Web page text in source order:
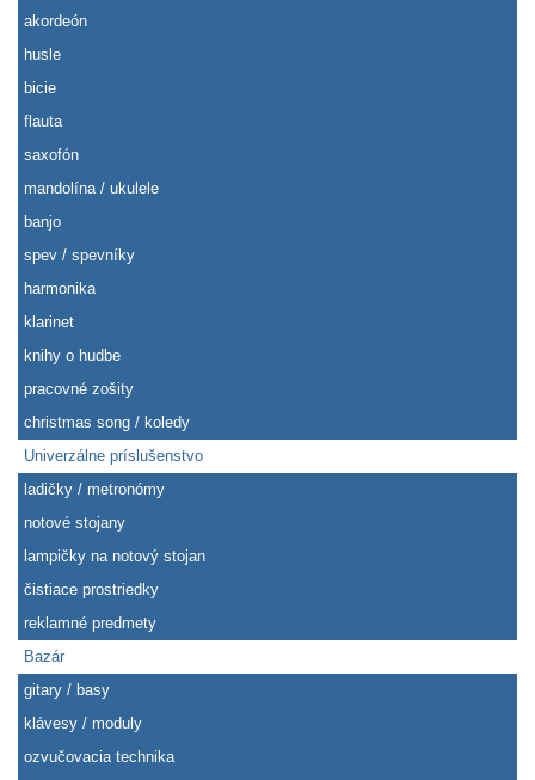
akordeón
husle
bicie
flauta
saxofón
mandolína / ukulele
banjo
spev / spevníky
harmonika
klarinet
knihy o hudbe
pracovné zošity
christmas song / koledy
Univerzálne príslušenstvo
ladičky / metronómy
notové stojany
lampičky na notový stojan
čistiace prostriedky
reklamné predmety
Bazár
gitary / basy
klávesy / moduly
ozvučovacia technika